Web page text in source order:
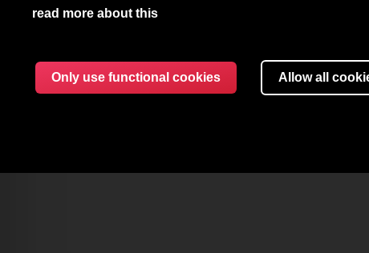
read more about this
Only use functional cookies Allow all